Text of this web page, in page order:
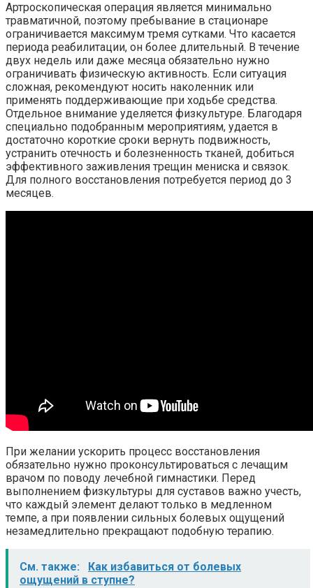
Артроскопическая операция является минимально
травматичной, поэтому пребывание в стационаре
ограничивается максимум тремя сутками. Что касается
периода реабилитации, он более длительный. В течение
двух недель или даже месяца обязательно нужно
ограничивать физическую активность. Если ситуация
сложная, рекомендуют носить наколенник или
применять поддерживающие при ходьбе средства.
Отдельное внимание уделяется физкультуре. Благодаря
специально подобранным мероприятиям, удается в
достаточно короткие сроки вернуть подвижность,
устранить отечность и болезненность тканей, добиться
эффективного заживления трещин мениска и связок.
Для полного восстановления потребуется период до 3
месяцев.
При желании ускорить процесс восстановления
обязательно нужно проконсультироваться с лечащим
врачом по поводу лечебной гимнастики. Перед
выполнением физкультуры для суставов важно учесть,
что каждый элемент делают только в медленном
темпе, а при появлении сильных болевых ощущений
незамедлительно прекращают подобную терапию.
См. также:
Как избавиться от болевых
ощущений в ступне?